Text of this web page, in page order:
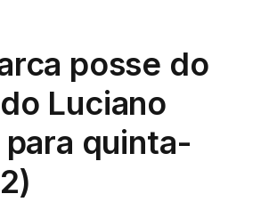
posse do
Luciano
para quinta-